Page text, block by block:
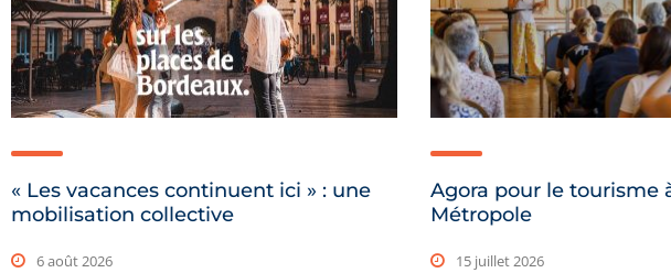
« Les vacances continuent ici » : une
mobilisation collective
6 août 2026
Agora pour le tourisme
Métropole
15 juillet 2026